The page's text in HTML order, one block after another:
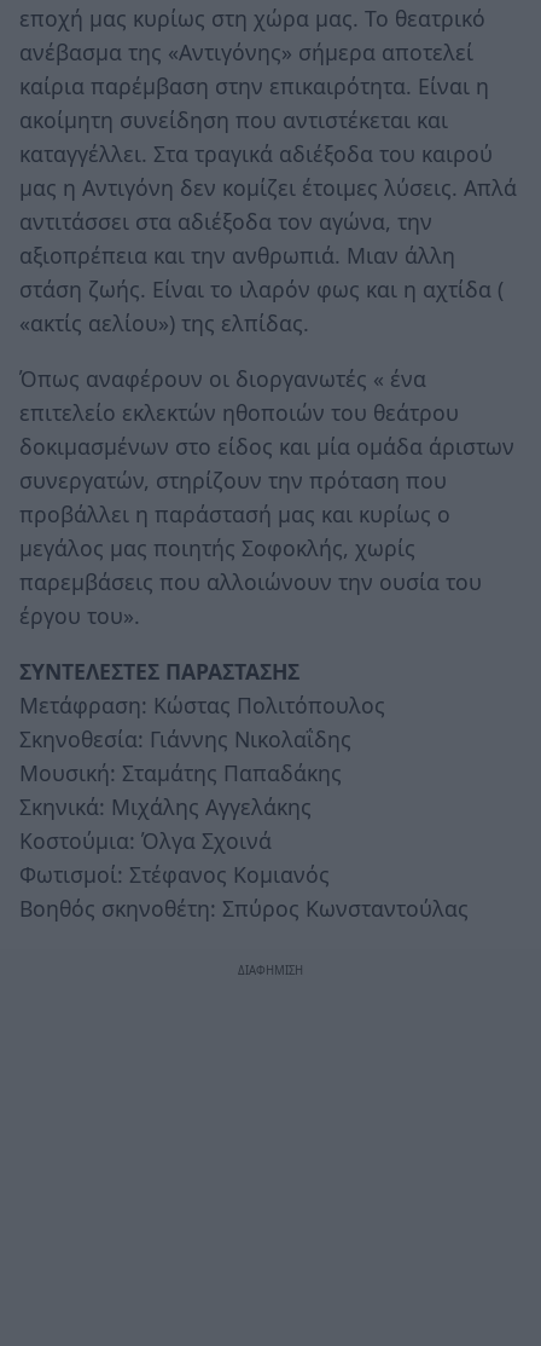
εποχή μας κυρίως στη χώρα μας. Το θεατρικό
ανέβασμα της «Αντιγόνης» σήμερα αποτελεί
καίρια παρέμβαση στην επικαιρότητα. Είναι η
ακοίμητη συνείδηση που αντιστέκεται και
καταγγέλλει. Στα τραγικά αδιέξοδα του καιρού
μας η Αντιγόνη δεν κομίζει έτοιμες λύσεις. Απλά
αντιτάσσει στα αδιέξοδα τον αγώνα, την
αξιοπρέπεια και την ανθρωπιά. Μιαν άλλη
στάση ζωής. Είναι το ιλαρόν φως και η αχτίδα (
«ακτίς αελίου») της ελπίδας.
Όπως αναφέρουν οι διοργανωτές « ένα
επιτελείο εκλεκτών ηθοποιών του θεάτρου
δοκιμασμένων στο είδος και μία ομάδα άριστων
συνεργατών, στηρίζουν την πρόταση που
προβάλλει η παράστασή μας και κυρίως ο
μεγάλος μας ποιητής Σοφοκλής, χωρίς
παρεμβάσεις που αλλοιώνουν την ουσία του
έργου του».
ΣΥΝΤΕΛΕΣΤΕΣ ΠΑΡΑΣΤΑΣΗΣ
Μετάφραση: Κώστας Πολιτόπουλος
Σκηνοθεσία: Γιάννης Νικολαΐδης
Μουσική: Σταμάτης Παπαδάκης
Σκηνικά: Μιχάλης Αγγελάκης
Κοστούμια: Όλγα Σχοινά
Φωτισμοί: Στέφανος Κομιανός
Βοηθός σκηνοθέτη: Σπύρος Κωνσταντούλας